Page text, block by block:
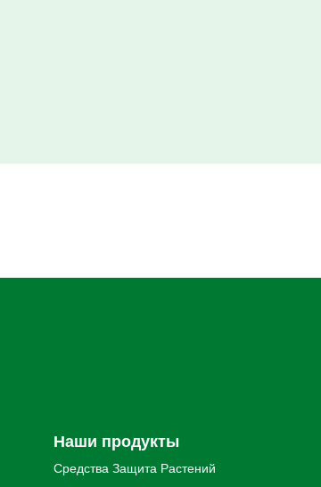
Наши продукты
Средства Защита Pастений